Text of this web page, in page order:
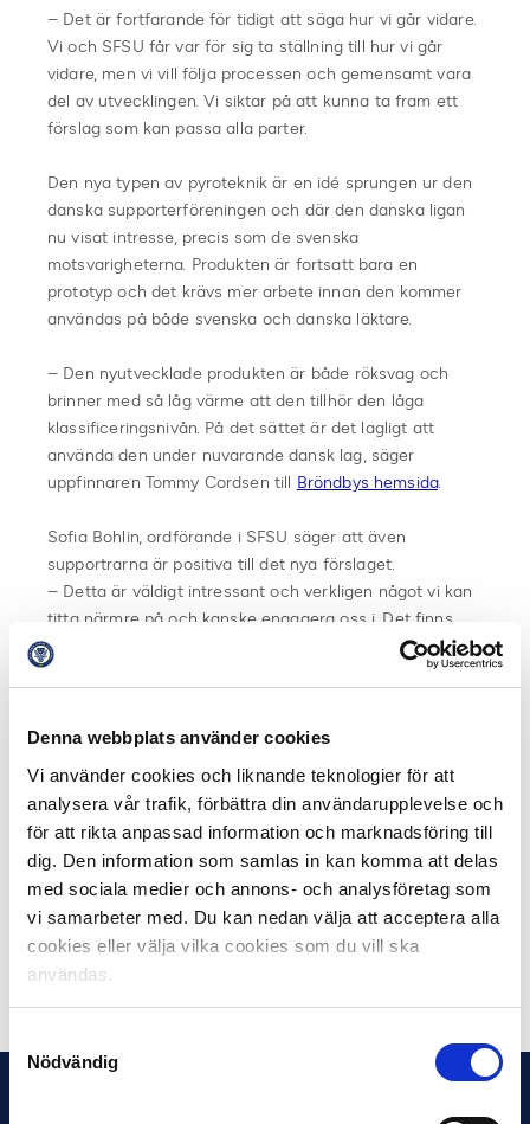
Denna webbplats använder cookies
Vi använder cookies och liknande teknologier för att
analysera vår trafik, förbättra din användarupplevelse och
för att rikta anpassad information och marknadsföring till
dig. Den information som samlas in kan komma att delas
med sociala medier och annons- och analysföretag som
vi samarbeter med. Du kan nedan välja att acceptera alla
cookies eller välja vilka cookies som du vill ska
användas.
Nödvändig
– Det är fortfarande för tidigt att säga hur vi går vidare.
Vi och SFSU får var för sig ta ställning till hur vi går
vidare, men vi vill följa processen och gemensamt vara
del av utvecklingen. Vi siktar på att kunna ta fram ett
förslag som kan passa alla parter.
Den nya typen av pyroteknik är en idé sprungen ur den
danska supporterföreningen och där den danska ligan
nu visat intresse, precis som de svenska
motsvarigheterna. Produkten är fortsatt bara en
prototyp och det krävs mer arbete innan den kommer
användas på både svenska och danska läktare.
– Den nyutvecklade produkten är både röksvag och
brinner med så låg värme att den tillhör den låga
klassificeringsnivån. På det sättet är det lagligt att
använda den under nuvarande dansk lag, säger
uppfinnaren Tommy Cordsen till Bröndbys hemsida.
Sofia Bohlin, ordförande i SFSU säger att även
supportrarna är positiva till det nya förslaget.
– Detta är väldigt intressant och verkligen något vi kan
titta närmre på och kanske engagera oss i. Det finns
möjligheter att ta in detta i Sverige och vi kan vara en
del av utvecklingen och skapa från våra förutsättningar
vintern haft ett nära samarbete med danskarna. Mats
Enquist har föreläst för danska klubbföreträdare om hur
vi i Sverige samarbetar mellan partners, klubbar och
supportrar och SFSU har föreläst om den svenska
positiva publikutvecklingen, och nu ligger fokus alltså på
det här projektet.
Dela på Facebook